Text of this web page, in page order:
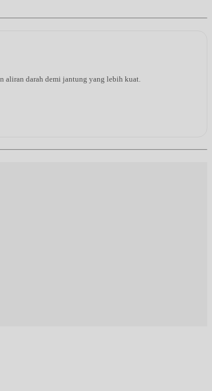
aliran darah demi jantung yang lebih kuat.